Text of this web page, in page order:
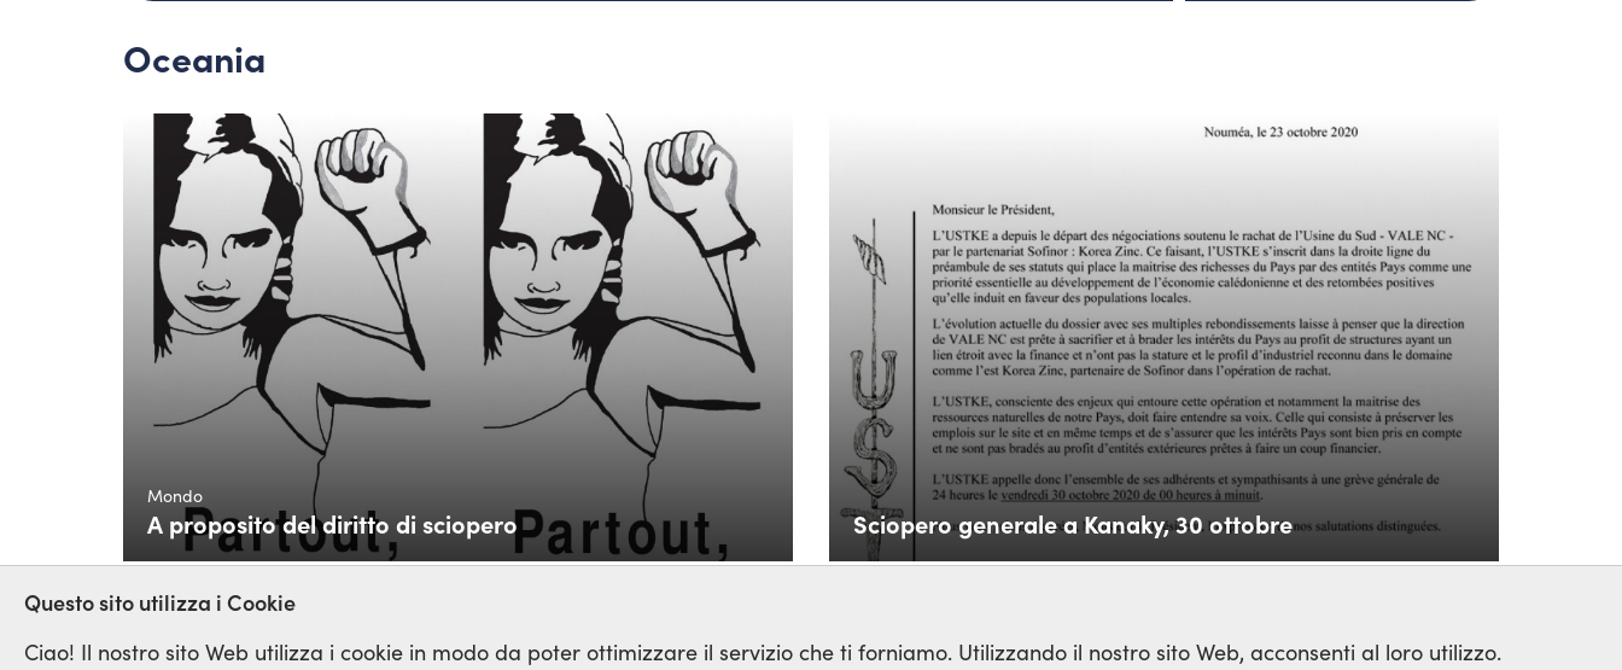
Oceania
Mondo
A proposito del diritto di sciopero Sciopero generale a Kanaky, 30 ottobre
Questo sito utilizza i Cookie
Ciao! Il nostro sito Web utilizza i cookie in modo da poter ottimizzare il servizio che ti forniamo. Utilizzando il nostro sito Web, acconsenti al loro utilizzo.